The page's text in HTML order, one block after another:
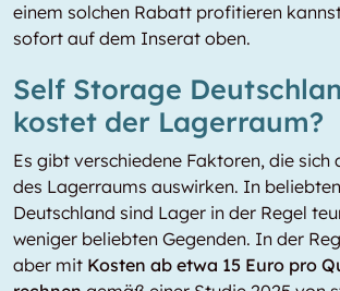
einem solchen Rabatt profitieren
sofort auf dem Inserat oben.
Self Storage
kostet der Lagerraum?
Es gibt verschiedene Faktoren, die sich
des Lagerraums auswirken. In
Deutschland sind Lager in der Regel
weniger beliebten Gegenden. In der
aber mit Kosten ab etwa 15 Euro pro